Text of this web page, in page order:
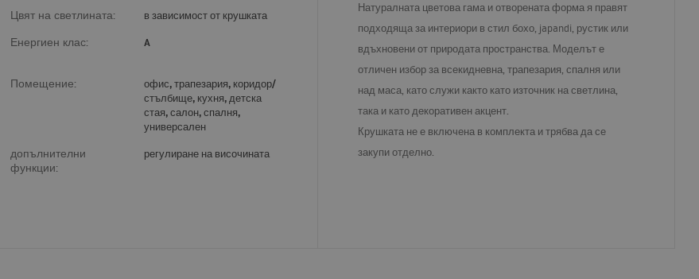
Цвят на светлината:
в зависимост от крушката
Енергиен клас: A
Помещение:
офис, трапезария, коридор/
стълбище, кухня, детска
стая, салон, спалня,
универсален
допълнителни
функции:
регулиране на височината
Натуралната цветова гама и отворената форма я правят
подходяща за интериори в стил бохо, japandi, рустик или
вдъхновени от природата пространства. Моделът е
отличен избор за всекидневна, трапезария, спалня или
над маса, като служи както като източник на светлина,
така и като декоративен акцент.
Крушката не е включена в комплекта и трябва да се
закупи отделно.